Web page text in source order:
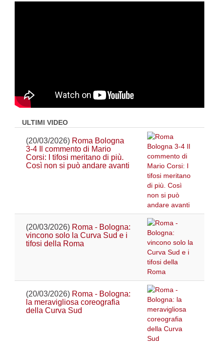
ULTIMI VIDEO
(20/03/2026) Roma Bologna
3-4 Il commento di Mario
Corsi: I tifosi meritano di più.
Così non si può andare avanti
(20/03/2026) Roma - Bologna:
vincono solo la Curva Sud e i
tifosi della Roma
(20/03/2026) Roma - Bologna:
la meravigliosa coreografia
della Curva Sud